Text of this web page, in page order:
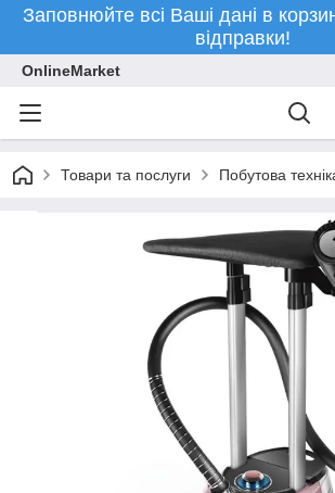
Заповнюйте всі Ваші дані в
відправки!
OnlineMarket
Товари та послуги Побутова